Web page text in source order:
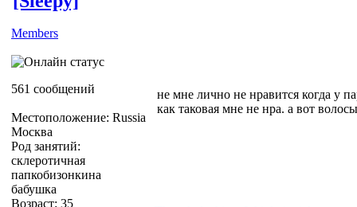
Members
561 сообщений
Местоположение: Russia
Москва
Род занятий:
склеротичная
папкобизонкина
бабушка
Возраст: 35
не мне лично не нравится когда у
как таковая мне не нра. а вот